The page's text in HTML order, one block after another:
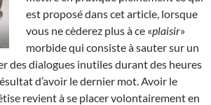
est proposé dans cet article, lorsque
vous ne cèderez plus à ce «plaisir»
morbide qui consiste à sauter sur un
des dialogues inutiles durant des heures
d’avoir le dernier mot. Avoir le
revient à se placer volontairement en